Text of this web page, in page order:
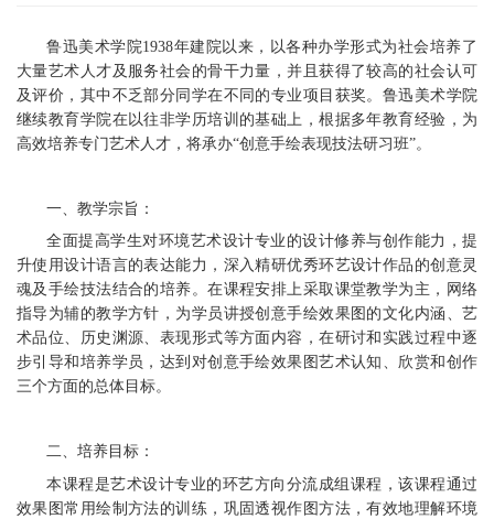
鲁迅美术学院1938年建院以来，以各种办学形式为社会培养了
大量艺术人才及服务社会的骨干力量，并且获得了较高的社会认可
及评价，其中不乏部分同学在不同的专业项目获奖。鲁迅美术学院
继续教育学院在以往非学历培训的基础上，根据多年教育经验，为
高效培养专门艺术人才，将承办“创意手绘表现技法研习班”。
一、教学宗旨：
全面提高学生对环境艺术设计专业的设计修养与创作能力，提
升使用设计语言的表达能力，深入精研优秀环艺设计作品的创意灵
魂及手绘技法结合的培养。在课程安排上采取课堂教学为主，网络
指导为辅的教学方针，为学员讲授创意手绘效果图的文化内涵、艺
术品位、历史渊源、表现形式等方面内容，在研讨和实践过程中逐
步引导和培养学员，达到对创意手绘效果图艺术认知、欣赏和创作
三个方面的总体目标。
二、培养目标：
本课程是艺术设计专业的环艺方向分流成组课程，该课程通过
效果图常用绘制方法的训练，巩固透视作图方法，有效地理解环境